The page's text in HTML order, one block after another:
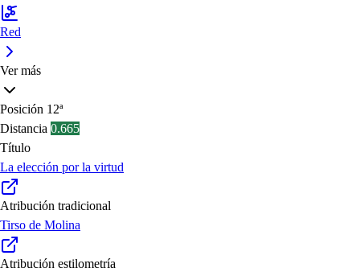
Red
Ver más
Posición 12ª
Distancia 0.665
Título
La elección por la virtud
Atribución tradicional
Tirso de Molina
Atribución estilometría